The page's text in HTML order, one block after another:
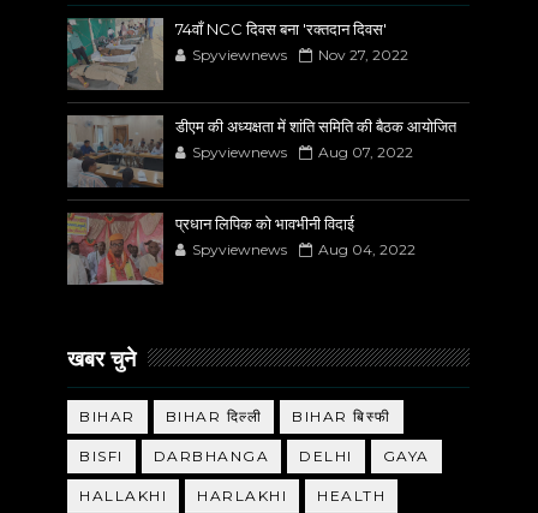
74वाँ NCC दिवस बना 'रक्तदान दिवस'
Spyviewnews Nov 27, 2022
डीएम की अध्यक्षता में शांति समिति की बैठक आयोजित
Spyviewnews Aug 07, 2022
प्रधान लिपिक को भावभीनी विदाई
Spyviewnews Aug 04, 2022
खबर चुने
BIHAR BIHAR दिल्ली BIHAR बिस्फी
BISFI DARBHANGA DELHI GAYA
HALLAKHI HARLAKHI HEALTH